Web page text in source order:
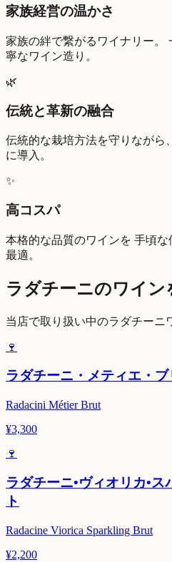
家族経営の温かさ
家族の絆で繋がるワイナリー。
寧なワイン造り。
🌿
伝統と革新の融合
伝統的な栽培方法を守りながら
に導入。
✨
高コスパ
本格的な品質のワインを 手頃
最適。
ラダチーニのワイン
当店で取り扱い中のラダチーニ
🍷
ラダチーニ・メティエ・ブ
Radacini Métier Brut
¥3,300
🍷
ラダチーニ•ヴィオリカ•ス
ト
Radacine Viorica Sparkling Brut
¥2,200